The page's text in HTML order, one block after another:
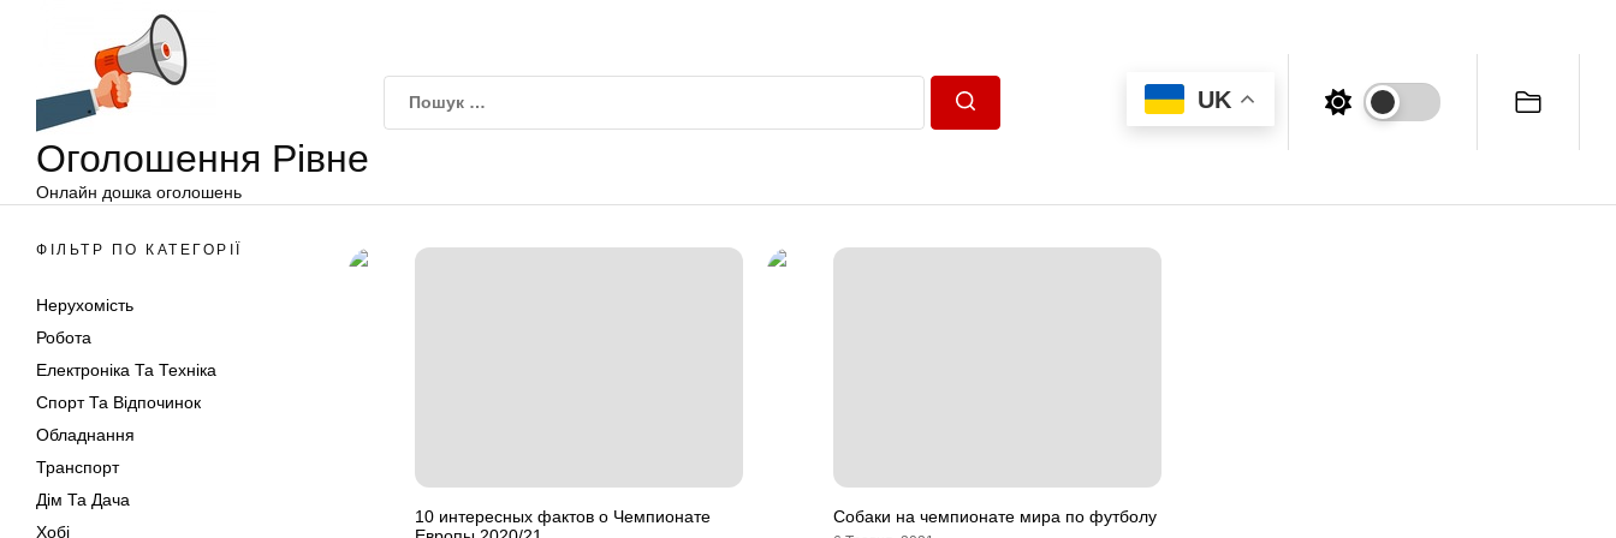
Оголошення Рівне
Онлайн дошка оголошень
UK
ФІЛЬТР ПО КАТЕГОРІЇ
Нерухомість
Робота
Електроніка Та Техніка
Спорт Та Відпочинок
Обладнання
Транспорт
Дім Та Дача
Хобі
10 интересных фактов о Чемпионате
Собаки на чемпионате мира по футболу